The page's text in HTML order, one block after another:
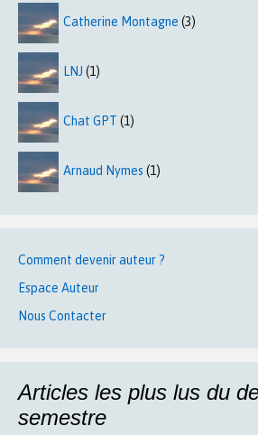
Catherine Montagne (3)
LNJ (1)
Chat GPT (1)
Arnaud Nymes (1)
Comment devenir auteur ?
Espace Auteur
Nous Contacter
Articles les plus lus du
semestre